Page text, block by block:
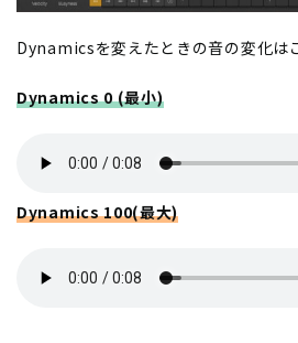
Dynamicsを変えたときの音の変化は
Dynamics 0 (最小)
Dynamics 100(最大)